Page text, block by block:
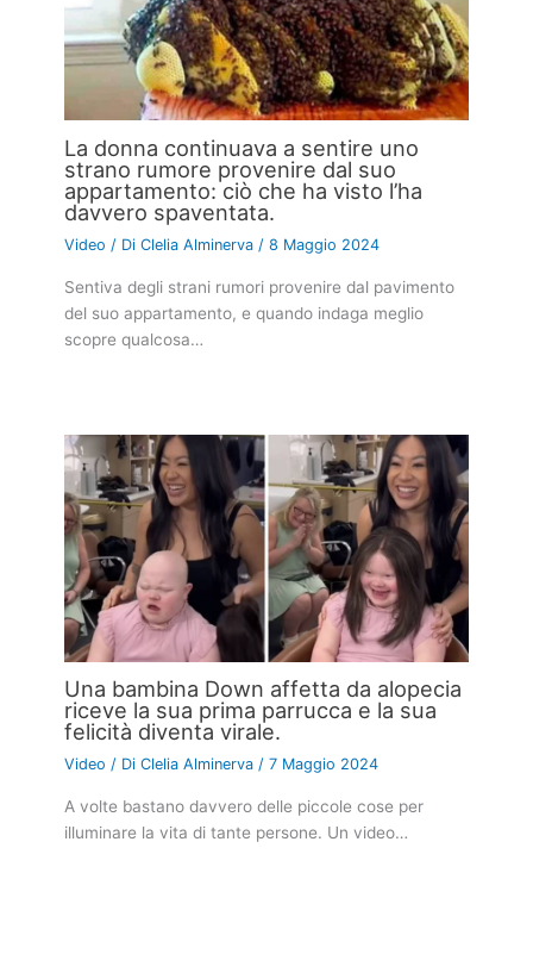
La donna continuava a sentire uno
strano rumore provenire dal suo
appartamento: ciò che ha visto l’ha
davvero spaventata.
Video / DiClelia Alminerva /8 Maggio 2024
Sentiva degli strani rumori provenire dal pavimento
del suo appartamento, e quando indaga meglio
scopre qualcosa…
Una bambina Down affetta da alopecia
riceve la sua prima parrucca e la sua
felicità diventa virale.
Video / DiClelia Alminerva/7 Maggio 2024
A volte bastano davvero delle piccole cose per
illuminare la vita di tante persone. Un video…